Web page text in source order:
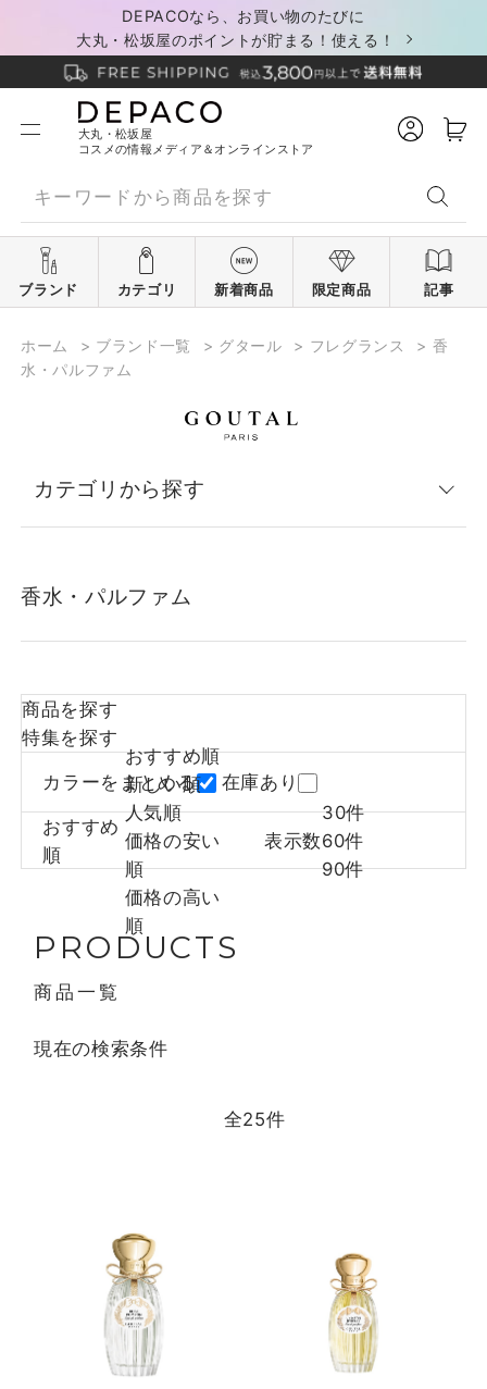
DEPACOなら、お買い物のたびに
大丸・松坂屋のポイントが貯まる！使える！
大丸・松坂屋
コスメの情報メディア＆オンラインストア
ブランド カテゴリ 新着商品 限定商品 記事
ホーム > ブランド一覧 > グタール > フレグランス > 香
水・パルファム
カテゴリから探す
香水・パルファム
商品を探す
特集を探す
カラーをまとめる 在庫あり
おすすめ
順
おすすめ順
新しい順
人気順
価格の安い
順
価格の高い
順
表示数
30件
60件
90件
PRODUCTS
商品一覧
現在の検索条件
全25件